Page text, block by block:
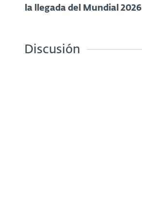
la llegada del Mundial 2026
Discusión